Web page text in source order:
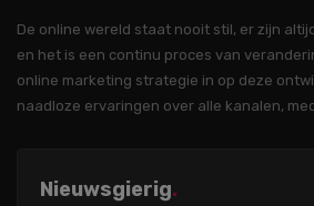
De online wereld staat nooit stil, er zijn
en het is een continu proces van
online marketing strategie in op deze
naadloze ervaringen over alle kanalen,
Nieuwsgierig.